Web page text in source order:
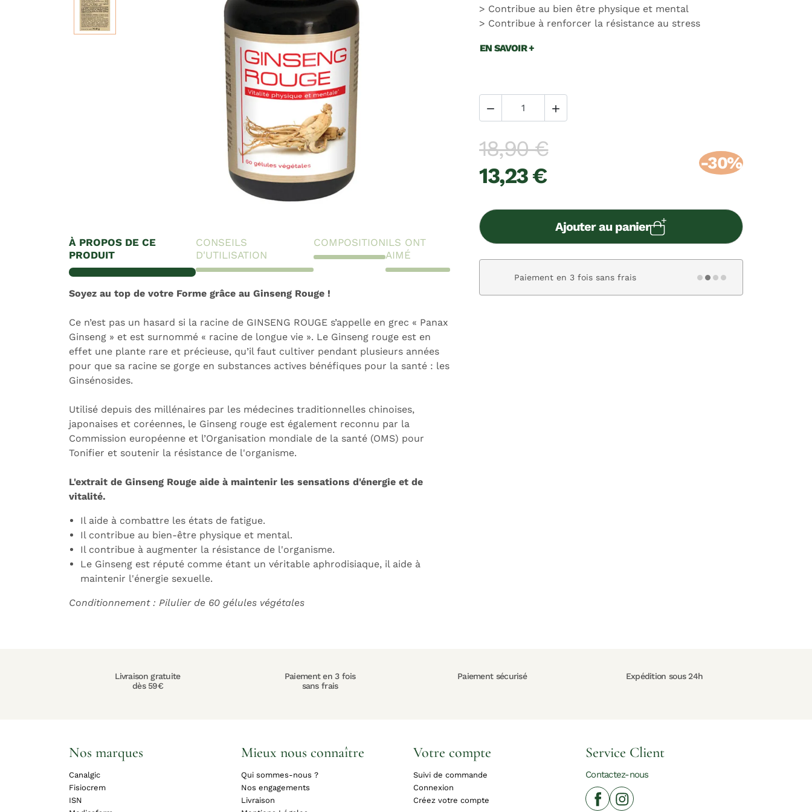
Contribue au bien être physique et mental
Contribue à renforcer la résistance au stress
EN SAVOIR +
 
18,90 €
13,23 €
-30%
Ajouter au panier
Expédition sous 24h Paiement en 3 fois sans frais
À PROPOS DE CE
PRODUIT
CONSEILS
D'UTILISATION
COMPOSITIONILS ONT
AIMÉ
Soyez au top de votre Forme grâce au Ginseng Rouge !
Ce n’est pas un hasard si la racine de GINSENG ROUGE s’appelle en grec « Panax
Ginseng » et est surnommé « racine de longue vie ». Le Ginseng rouge est en
effet une plante rare et précieuse, qu’il faut cultiver pendant plusieurs années
pour que sa racine se gorge en substances actives bénéfiques pour la santé : les
Ginsénosides.
Utilisé depuis des millénaires par les médecines traditionnelles chinoises,
japonaises et coréennes, le Ginseng rouge est également reconnu par la
Commission européenne et l’Organisation mondiale de la santé (OMS) pour
Tonifier et soutenir la résistance de l'organisme.
L'extrait de Ginseng Rouge aide à maintenir les sensations d'énergie et de
vitalité.
Il aide à combattre les états de fatigue.
Il contribue au bien-être physique et mental.
Il contribue à augmenter la résistance de l'organisme.
Le Ginseng est réputé comme étant un véritable aphrodisiaque, il aide à
maintenir l'énergie sexuelle.
Conditionnement : Pilulier de 60 gélules végétales
Livraison gratuite
dès 59€
Paiement en 3 fois
sans frais
Paiement sécurisé Expédition sous 24h
Nos marques
Canalgic
Fisiocrem
ISN
Mieux nous connaître
Qui sommes-nous ?
Nos engagements
Livraison
Votre compte
Suivi de commande
Connexion
Créez votre compte
Service Client
Contactez-nous